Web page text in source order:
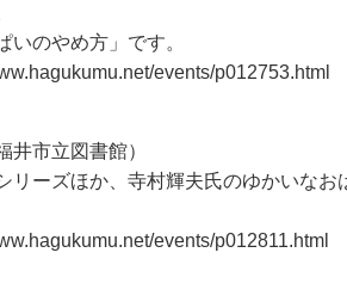
いのやめ方」です。
events/p012753.html
井市立図書館）
リーズほか、寺村輝夫氏のゆかいなお
events/p012811.html